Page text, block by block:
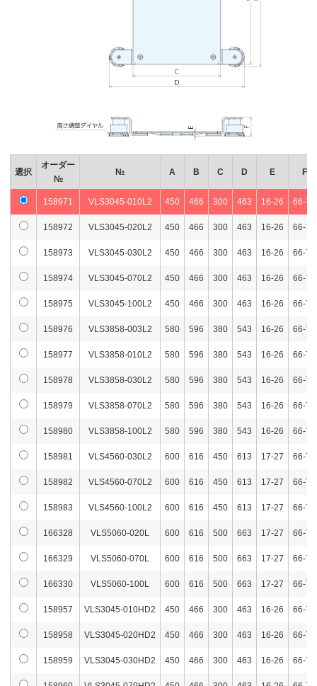
選択
オーダー
№
№ A B C D E F
158971 VLS3045-010L2 450 466 300 463 16-26 66-76
158972 VLS3045-020L2 450 466 300 463 16-26 66-76
158973 VLS3045-030L2 450 466 300 463 16-26 66-76
158974 VLS3045-070L2 450 466 300 463 16-26 66-76
158975 VLS3045-100L2 450 466 300 463 16-26 66-76
158976 VLS3858-003L2 580 596 380 543 16-26 66-76
158977 VLS3858-010L2 580 596 380 543 16-26 66-76
158978 VLS3858-030L2 580 596 380 543 16-26 66-76
158979 VLS3858-070L2 580 596 380 543 16-26 66-76
158980 VLS3858-100L2 580 596 380 543 16-26 66-76
158981 VLS4560-030L2 600 616 450 613 17-27 66-76
158982 VLS4560-070L2 600 616 450 613 17-27 66-76
158983 VLS4560-100L2 600 616 450 613 17-27 66-76
166328 VLS5060-020L 600 616 500 663 17-27 66-76
166329 VLS5060-070L 600 616 500 663 17-27 66-76
166330 VLS5060-100L 600 616 500 663 17-27 66-76
158957 VLS3045-010HD2 450 466 300 463 16-26 66-76
158958 VLS3045-020HD2 450 466 300 463 16-26 66-76
158959 VLS3045-030HD2 450 466 300 463 16-26 66-76